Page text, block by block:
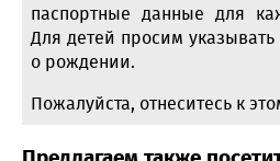
паспортные данные для
Для детей просим указывать
о рождении.
Пожалуйста, отнеситесь к